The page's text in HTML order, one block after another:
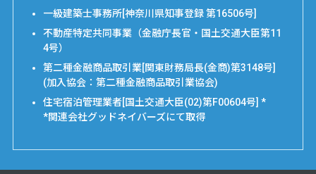
一級建築士事務所[神奈川県知事登録 第16506号]
不動産特定共同事業（金融庁長官・国土交通大臣第11
4号）
第二種金融商品取引業[関東財務局長(金商)第3148号]
(加入協会：第二種金融商品取引業協会)
住宅宿泊管理業者[国土交通大臣(02)第F00604号] *
*関連会社グッドネイバーズにて取得